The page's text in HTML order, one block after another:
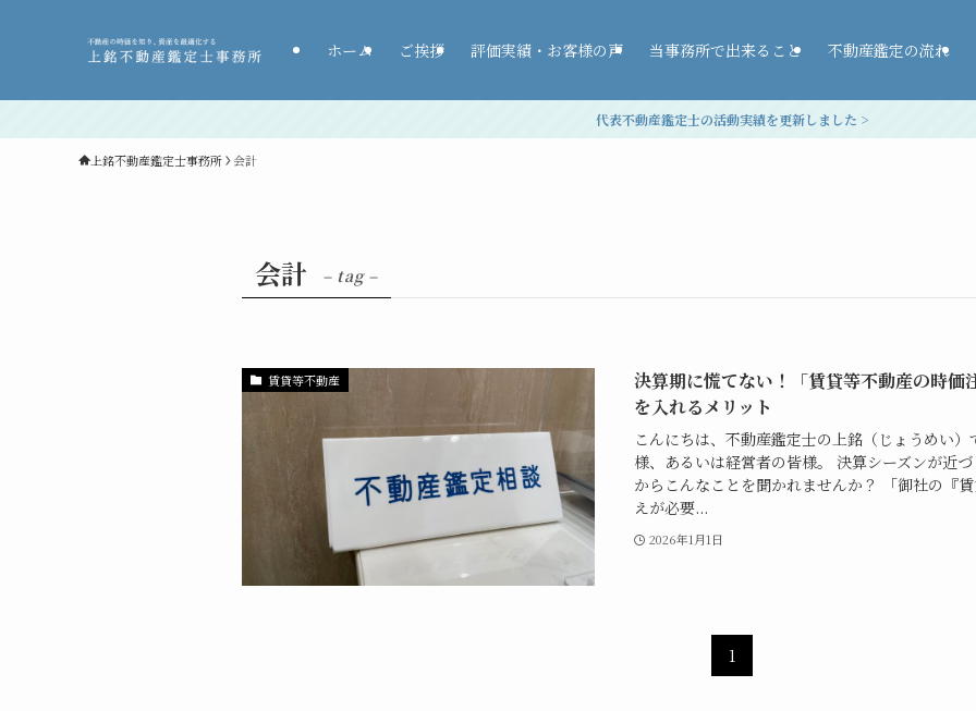
ホーム ご挨拶 評価実績・お客様の声 当事務所で出来ること 不動産鑑定の流れ
代表不動産鑑定士の活動実績を更新しました >
上銘不動産鑑定士事務所 会計
会計 – tag –
賃貸等不動産
決算期に慌てない！「賃貸等不動産の時価
を入れるメリット
こんにちは、不動産鑑定士の上銘（じょうめい
様、あるいは経営者の皆様。 決算シーズンが近
からこんなことを聞かれませんか？ 「御社の『
えが必要...
2026年1月1日
1